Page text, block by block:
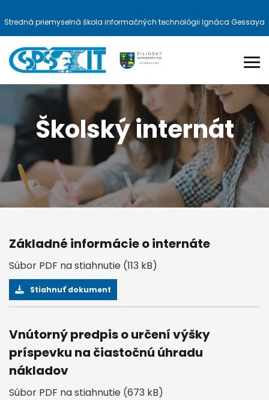
Stredná priemyselná škola informačných technológii Ignáca Gessaya
Školský internát
Základné informácie o internáte
Súbor PDF na stiahnutie (113 kB)
Stiahnuť dokument
Vnútorný predpis o určení výšky
príspevku na čiastočnú úhradu
nákladov
Súbor PDF na stiahnutie (673 kB)